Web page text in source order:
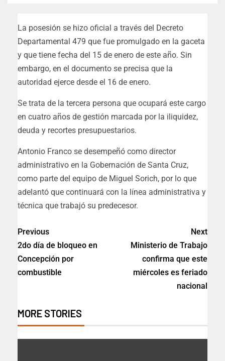
La posesión se hizo oficial a través del Decreto
Departamental 479 que fue promulgado en la gaceta
y que tiene fecha del 15 de enero de este año. Sin
embargo, en el documento se precisa que la
autoridad ejerce desde el 16 de enero.
Se trata de la tercera persona que ocupará este cargo
en cuatro años de gestión marcada por la iliquidez,
deuda y recortes presupuestarios.
Antonio Franco se desempeñó como director
administrativo en la Gobernación de Santa Cruz,
como parte del equipo de Miguel Sorich, por lo que
adelantó que continuará con la línea administrativa y
técnica que trabajó su predecesor.
Previous
2do día de bloqueo en
Concepción por
combustible
Next
Ministerio de Trabajo
confirma que este
miércoles es feriado
nacional
MORE STORIES